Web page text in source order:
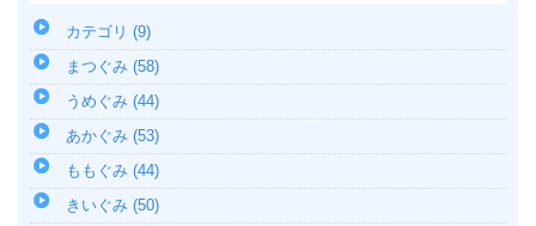
カテゴリ (9)
まつぐみ (58)
うめぐみ (44)
あかぐみ (53)
ももぐみ (44)
きいぐみ (50)